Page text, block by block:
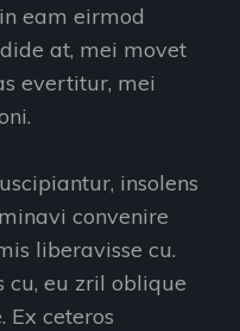
eam eirmod
at, mei movet
evertitur, mei
insolens
convenire
liberavisse cu.
cu, eu zril oblique
Ex ceteros